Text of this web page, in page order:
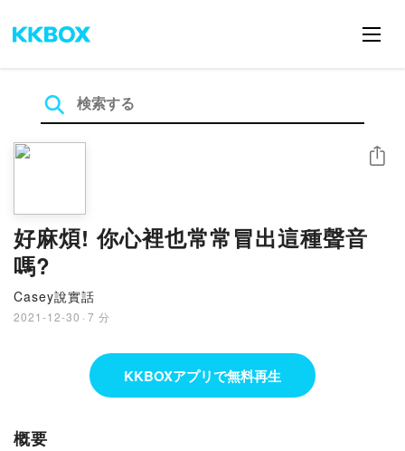
好麻煩! 你心裡也常常冒出這種聲音
嗎?
Casey說實話
2021-12-30 · 7 分
シェア
KKBOXアプリで無料再生
概要